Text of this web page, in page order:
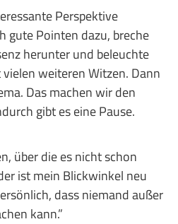
Perspektive
gute Pointen dazu, breche
herunter und beleuchte
weiteren Witzen. Dann
Das machen wir den
gibt es eine Pause.
über die es nicht schon
ist mein Blickwinkel neu
dass niemand außer
kann.”